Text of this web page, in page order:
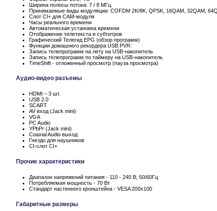
Ширина полосы потока: 7 / 8 МГц.
Принимаемые виды модуляции: COFDM 2K/8K, QPSK, 16QAM, 32QAM,
Слот CI+ для CAM-модуля
Часы реального времени
Автоматическая установка времени
Отображение телетекста и субтитров
Графический Телегид EPG (обзор программ)
Функции домашнего рекордера USB PVR:
Запись телепрограмм на лету на USB-накопитель
Запись телепрограмм по таймеру на USB-накопитель
TimeShift - отложенный просмотр (пауза просмотра)
Аудио-видео разъемы
HDMI – 3 шт.
USB 2.0
SCART
AV вход (Jack mini)
VGA
PC Audio
YPbPr (Jack mini)
Coaxial Audio выход
Гнездо для наушников
CI-слот CI+
Прочие характеристики
Диапазон напряжений питания - 110 - 240 В, 50/60Гц
Потребляемая мощность - 70 Вт
Стандарт настенного кронштейна - VESA 200x100
Габаритные размеры